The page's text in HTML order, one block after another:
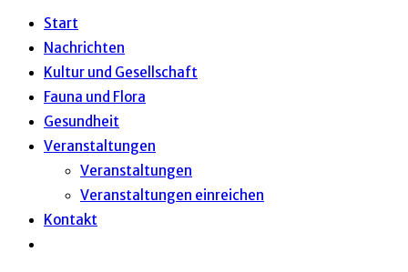
Start
Nachrichten
Kultur und Gesellschaft
Fauna und Flora
Gesundheit
Veranstaltungen
Veranstaltungen
Veranstaltungen einreichen
Kontakt